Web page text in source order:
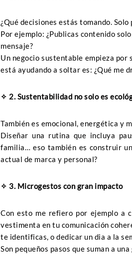
¿Qué decisiones estás tomando.
Por ejemplo: ¿Publicas contenido
mensaje?
Un negocio sustentable empieza
está ayudando a soltar es: ¿Qué me
✧ 2. Sustentabilidad no solo es
También es emocional, energética y
Diseñar una rutina que incluya
familia… eso también es construir
actual de marca y personal?
✧ 3. Microgestos con gran impacto
Con esto me refiero por ejemplo a
vestimenta en tu comunicación
te identificas, o dedicar un dia a la
Son pequeños pasos que suman a